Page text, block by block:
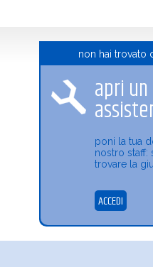
non hai trovato
apri
poni la tua
nostro staff:
trovare la
ACCEDI